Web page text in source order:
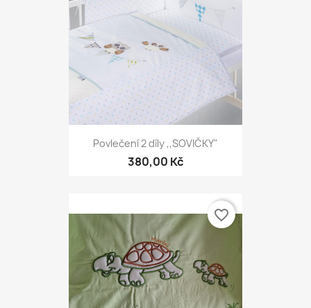
Povlečení 2 díly ,,SOVIČKY"
380,00 Kč
favorite_border